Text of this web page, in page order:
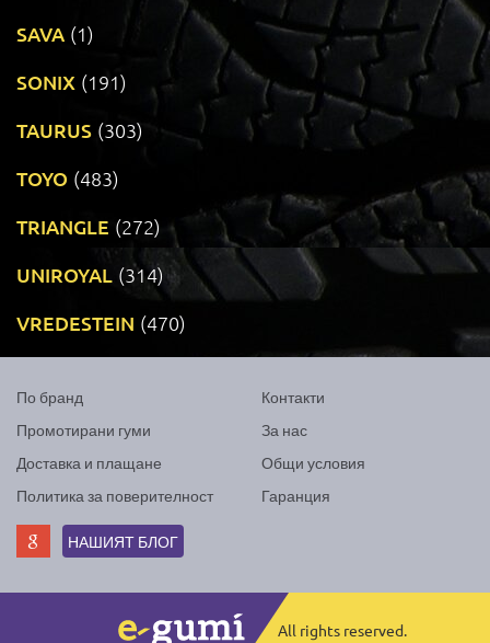
SAVA (1)
SONIX (191)
TAURUS (303)
TOYO (483)
TRIANGLE (272)
UNIROYAL (314)
VREDESTEIN (470)
По бранд
Промотирани гуми
Доставка и плащане
Политика за поверителност
Контакти
За нас
Общи условия
Гаранция
НАШИЯТ БЛОГ
All rights reserved.